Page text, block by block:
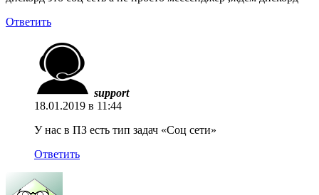
Ответить
support
18.01.2019 в 11:44
У нас в ПЗ есть тип задач «Соц сети»
Ответить